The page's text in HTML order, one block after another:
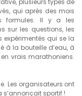
plusieurs types de
qui après des mois
formules. Il y a les
sur les questions, les
expérimentés qui se la
à la bouteille d’eau, à
vrais marathoniens.
Les organisateurs ont
sportif !